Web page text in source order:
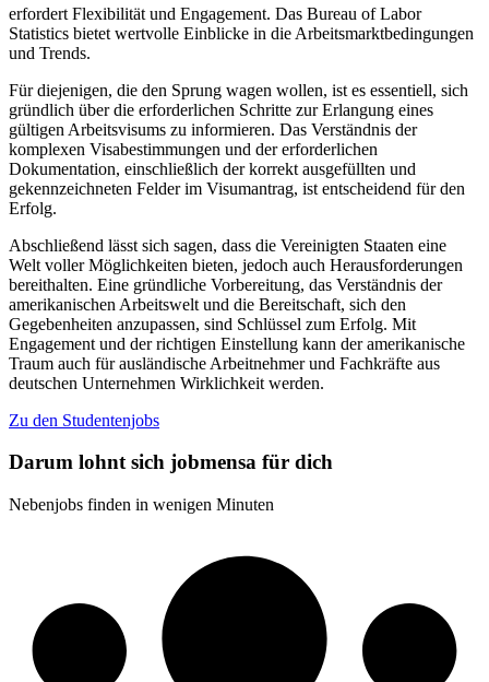
erfordert Flexibilität und Engagement. Das Bureau of Labor
Statistics bietet wertvolle Einblicke in die Arbeitsmarktbedingungen
und Trends.
Für diejenigen, die den Sprung wagen wollen, ist es essentiell, sich
gründlich über die erforderlichen Schritte zur Erlangung eines
gültigen Arbeitsvisums zu informieren. Das Verständnis der
komplexen Visabestimmungen und der erforderlichen
Dokumentation, einschließlich der korrekt ausgefüllten und
gekennzeichneten Felder im Visumantrag, ist entscheidend für den
Erfolg.
Abschließend lässt sich sagen, dass die Vereinigten Staaten eine
Welt voller Möglichkeiten bieten, jedoch auch Herausforderungen
bereithalten. Eine gründliche Vorbereitung, das Verständnis der
amerikanischen Arbeitswelt und die Bereitschaft, sich den
Gegebenheiten anzupassen, sind Schlüssel zum Erfolg. Mit
Engagement und der richtigen Einstellung kann der amerikanische
Traum auch für ausländische Arbeitnehmer und Fachkräfte aus
deutschen Unternehmen Wirklichkeit werden.
Zu den Studentenjobs
Darum lohnt sich jobmensa für dich
Nebenjobs finden in wenigen Minuten